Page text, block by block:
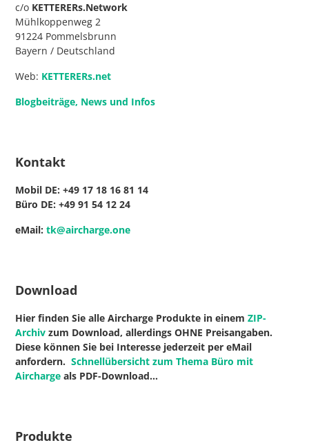
c/o KETTERERs.Network
Mühlkoppenweg 2
91224 Pommelsbrunn
Bayern / Deutschland
Web: KETTERERs.net
Blogbeiträge, News und Infos
Kontakt
Mobil DE: +49 17 18 16 81 14
Büro DE: +4991 54 12 24
eMail:tk@aircharge.one
Download
Hier finden Sie alle Aircharge Produkte in einemZIP-
Archiv zum Download, allerdings OHNE Preisangaben.
Diese können Sie bei Interesse jederzeit per eMail
anfordern.Schnellübersicht zum Thema Büro mit
Aircharge als PDF-Download…
Produkte